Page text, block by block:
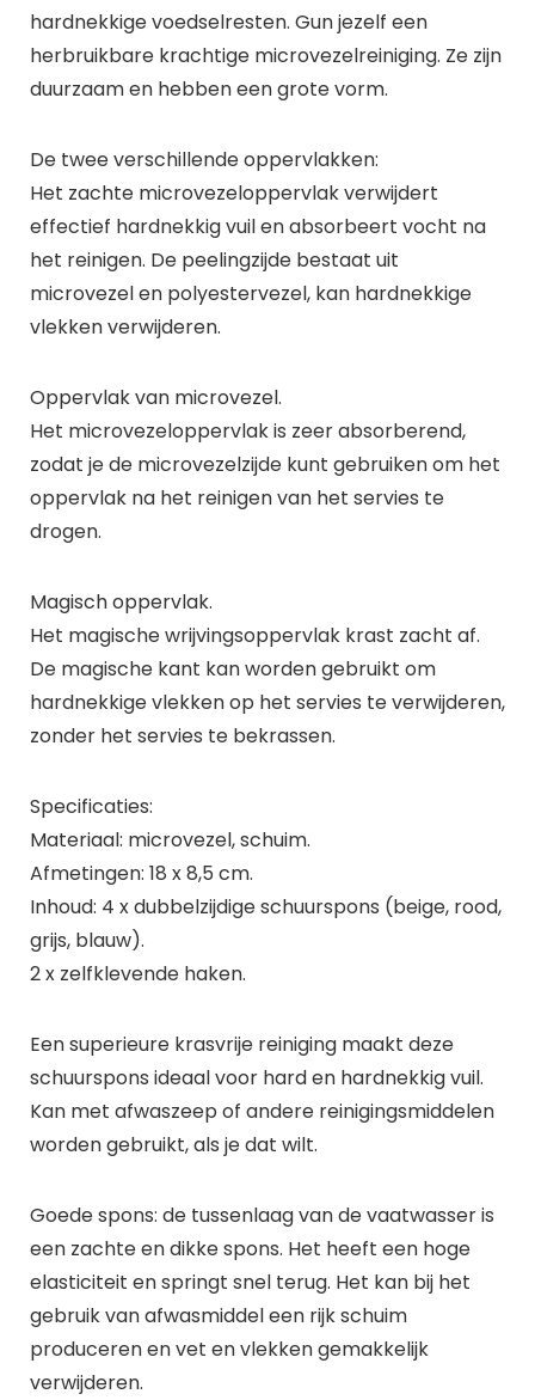
hardnekkige voedselresten. Gun jezelf een
herbruikbare krachtige microvezelreiniging. Ze zijn
duurzaam en hebben een grote vorm.
De twee verschillende oppervlakken:
Het zachte microvezeloppervlak verwijdert
effectief hardnekkig vuil en absorbeert vocht na
het reinigen. De peelingzijde bestaat uit
microvezel en polyestervezel, kan hardnekkige
vlekken verwijderen.
Oppervlak van microvezel.
Het microvezeloppervlak is zeer absorberend,
zodat je de microvezelzijde kunt gebruiken om het
oppervlak na het reinigen van het servies te
drogen.
Magisch oppervlak.
Het magische wrijvingsoppervlak krast zacht af.
De magische kant kan worden gebruikt om
hardnekkige vlekken op het servies te verwijderen,
zonder het servies te bekrassen.
Specificaties:
Materiaal: microvezel, schuim.
Afmetingen: 18 x 8,5 cm.
Inhoud: 4 x dubbelzijdige schuurspons (beige, rood,
grijs, blauw).
2 x zelfklevende haken.
Een superieure krasvrije reiniging maakt deze
schuurspons ideaal voor hard en hardnekkig vuil.
Kan met afwaszeep of andere reinigingsmiddelen
worden gebruikt, als je dat wilt.
Goede spons: de tussenlaag van de vaatwasser is
een zachte en dikke spons. Het heeft een hoge
elasticiteit en springt snel terug. Het kan bij het
gebruik van afwasmiddel een rijk schuim
produceren en vet en vlekken gemakkelijk
verwijderen.